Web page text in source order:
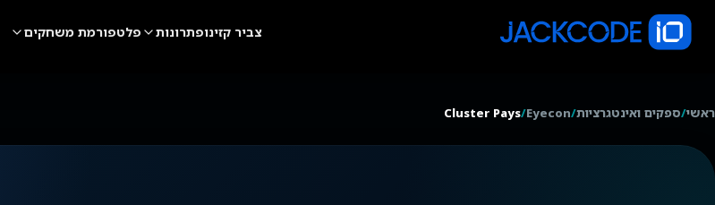
צביר קזינופתרונות פלטפורמת משחקים
ראשי/ספקים ואינטגרציות/
Eyecon
/
Cluster Pays